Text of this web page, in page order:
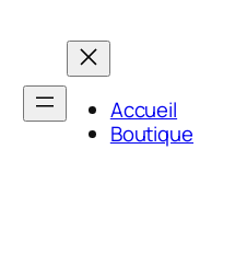
Accueil
Boutique